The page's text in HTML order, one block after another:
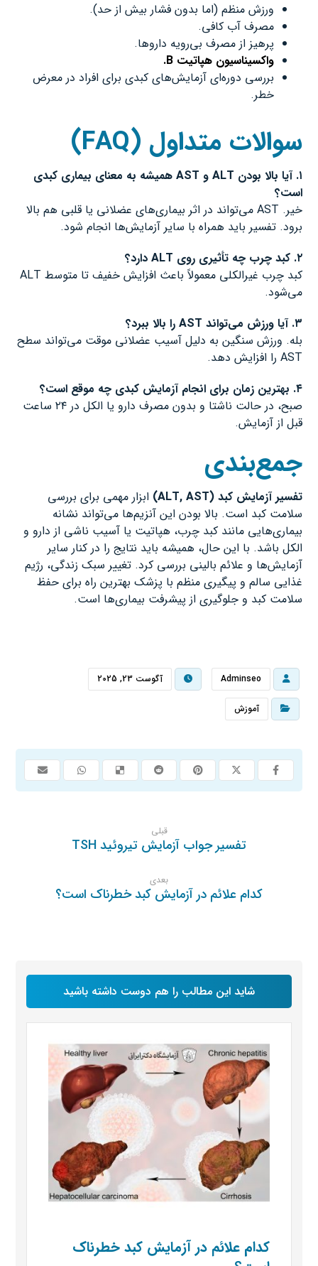
ورزش منظم (اما بدون فشار بیش از حد).
مصرف آب کافی.
پرهیز از مصرف بی‌رویه داروها.
واکسیناسیون هپاتیت B.
بررسی دوره‌ای آزمایش‌های کبدی برای افراد در معرض
خطر.
سوالات متداول (FAQ)
۱.آیا بالا بودن و
همیشه به معنای بیماری کبدی
است؟
خیر. AST می‌تواند در اثر بیماری‌های عضلانی یا قلبی هم بالا
برود. تفسیر باید همراه با سایر آزمایش‌ها انجام شود.
۲.کبد چرب چه تأثیری روی
دارد؟
کبد چرب غیرالکلی معمولاً باعث افزایش خفیف تا متوسط ALT
می‌شود.
۳.آیا ورزش می‌تواند
را بالا ببرد؟
بله. ورزش سنگین به دلیل آسیب عضلانی موقت می‌تواند سطح
AST را افزایش دهد.
۴. بهترین زمان برای انجام آزمایش کبدی چه موقع است؟
صبح، در حالت ناشتا و بدون مصرف دارو یا الکل در ۲۴ ساعت
قبل از آزمایش.
جمع‌بندی
تفسیر آزمایش کبد (ALT, AST)
ابزار مهمی برای بررسی
سلامت کبد است. بالا بودن این آنزیم‌ها می‌تواند نشانه
بیماری‌هایی مانند کبد چرب، هپاتیت یا آسیب ناشی از دارو و
الکل باشد. با این حال، همیشه باید نتایج را در کنار سایر
آزمایش‌ها و علائم بالینی بررسی کرد. تغییر سبک زندگی، رژیم
غذایی سالم و پیگیری منظم با پزشک بهترین راه برای حفظ
سلامت کبد و جلوگیری از پیشرفت بیماری‌ها است.
Adminseo آگوست 23, 2025
آموزش
قبلی
تفسیر جواب آزمایش تیروئید TSH
بعدی
کدام علائم در آزمایش کبد خطرناک است؟
شاید این مطالب را هم دوست داشته باشید
کدام علائم در آزمایش کبد خطرناک